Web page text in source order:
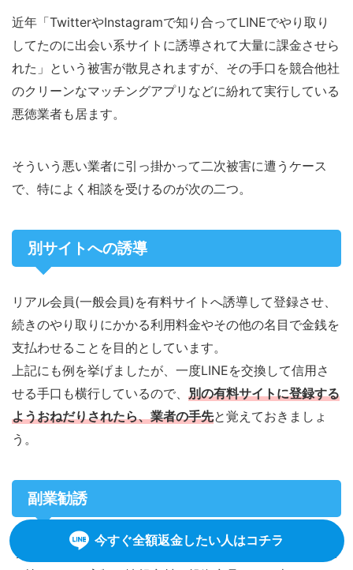
近年「TwitterやInstagramで知り合ってLINEでやり取り
してたのに出会い系サイトに誘導されて大量に課金させら
れた」という被害が散見されますが、その手口を競合他社
のクリーンなマッチングアプリなどに紛れて実行している
悪徳業者も居ます。
そういう悪い業者に引っ掛かって二次被害に遭うケース
で、特によく相談を受けるのが次の二つ。
別サイトへの誘導
リアル会員(一般会員)を有料サイトへ誘導して登録させ、
続きのやり取りにかかる利用料金やその他の名目で金銭を
支払わせることを目的としています。
上記にも例を挙げましたが、一度LINEを交換して信用さ
せる手口も横行しているので、 別の有料サイトに登録する
ようおねだりされたら、業者の手先と覚えておきましょ
う。
副業勧誘
サイトで知り合い「誰でも簡単に稼げる方法がある」など
今すぐ全額返金したい人はコチラ